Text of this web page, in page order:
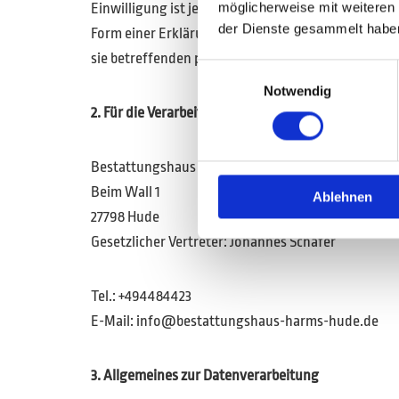
möglicherweise mit
der Dienste gesammelt
Notwendig
Ablehnen
Einwilligung ist jede von der betroffenen Person
Form einer Erklärung oder einer sonstigen
sie betreffenden personenbezogenen Daten
2. Für die Verarbeitung Verantwortlicher
Bestattungshaus Harms Inh. Johannes Schäfer
Beim Wall 1
27798 Hude
Gesetzlicher Vertreter: Johannes Schäfer
Tel.: +494484423
E-Mail: info@bestattungshaus-harms-hude.de
3. Allgemeines zur Datenverarbeitung